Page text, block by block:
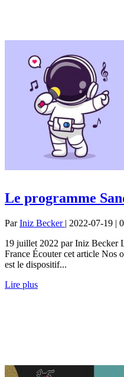
Le programme
ParIniz Becker | 2022-07-19 | 0
19 juillet 2022 par Iniz Becker
France Écouter cet article Nos
est le dispositif...
Lire plus